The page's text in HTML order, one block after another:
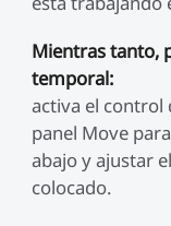
Mientras tanto,
temporal:
activa el control
panel Move
abajo y ajustar
colocado.